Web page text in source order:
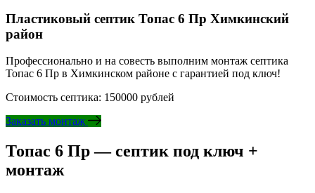
Пластиковый септик Топас 6 Пр Химкинский
район
Профессионально и на совесть выполним монтаж септика
Топас 6 Пр в Химкинском районе с гарантией под ключ!
Стоимость септика: 150000 рублей
Заказать монтаж
Топас 6 Пр — септик под ключ +
монтаж